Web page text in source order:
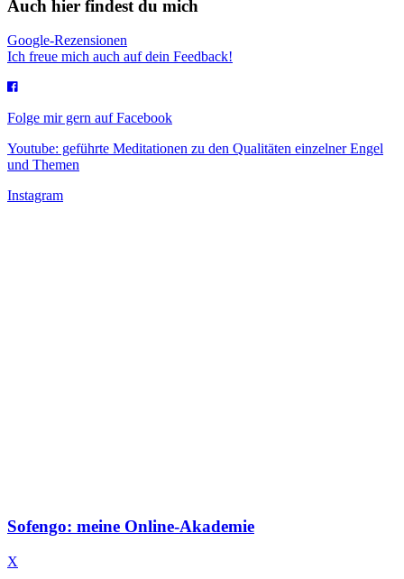
Auch hier findest du mich
Google-Rezensionen
Ich freue mich auch auf dein Feedback!
Folge mir gern auf Facebook
Youtube: geführte Meditationen zu den Qualitäten einzelner Engel
und Themen
Instagram
Sofengo: meine Online-Akademie
X